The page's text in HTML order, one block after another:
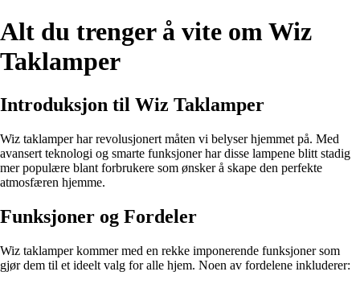
Alt du trenger å vite om Wiz
Taklamper
Introduksjon til Wiz Taklamper
Wiz taklamper har revolusjonert måten vi belyser hjemmet på. Med
avansert teknologi og smarte funksjoner har disse lampene blitt stadig
mer populære blant forbrukere som ønsker å skape den perfekte
atmosfæren hjemme.
Funksjoner og Fordeler
Wiz taklamper kommer med en rekke imponerende funksjoner som
gjør dem til et ideelt valg for alle hjem. Noen av fordelene inkluderer: